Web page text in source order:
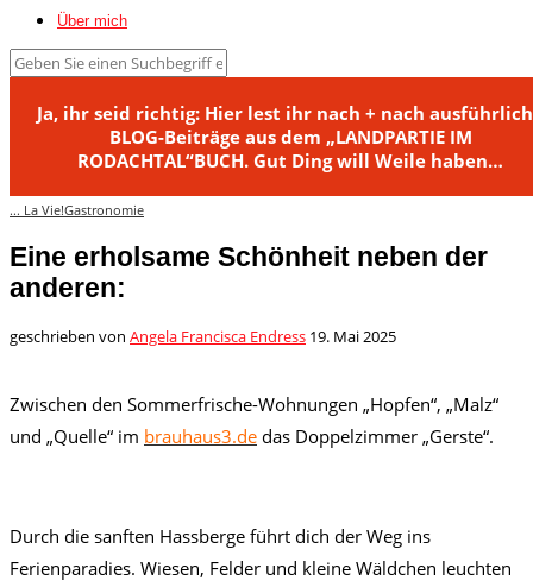
Über mich
Ja, ihr seid richtig: Hier lest ihr nach + nach
BLOG-Beiträge aus dem „LANDPARTIE IM
RODACHTAL“BUCH. Gut Ding will Weile haben…
... La Vie!Gastronomie
Eine erholsame Schönheit neben der
anderen:
geschrieben von Angela Francisca Endress 19. Mai 2025
Zwischen den Sommerfrische-Wohnungen „Hopfen“, „Malz“
und „Quelle“ im brauhaus3.de das Doppelzimmer „Gerste“.
Durch die sanften Hassberge führt dich der Weg ins
Ferienparadies. Wiesen, Felder und kleine Wäldchen leuchten